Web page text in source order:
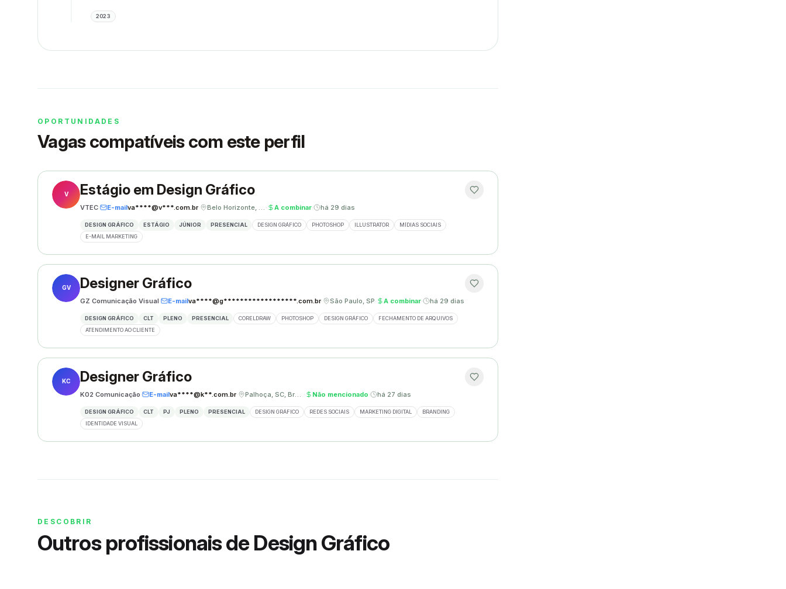
2023
OPORTUNIDADES
Vagas compatíveis com este perfil
V Estágio em Design Gráfico
VTEC· E-mailva****@v***.com.br· · A combinar· há 29 dias
DESIGN GRÁFICO ESTÁGIO JÚNIOR PRESENCIAL DESIGN GRÁFICO PHOTOSHOP ILLUSTRATOR
MÍDIAS SOCIAIS
E-MAIL MARKETING
GV Designer Gráfico
GZ Comunicação Visual· E-mailva****@g******************.com.br· São Paulo, SP· A combinar· há 29 dias
DESIGN GRÁFICO CLT PLENO PRESENCIAL CORELDRAW PHOTOSHOP DESIGN GRÁFICO
FECHAMENTO DE ARQUIVOS
ATENDIMENTO AO CLIENTE
KC Designer Gráfico
K02 Comunicação· E-mailva****@k**.com.br· · Não mencionado· há 27 dias
DESIGN GRÁFICO CLT PJ PLENO PRESENCIAL DESIGN GRÁFICO REDES SOCIAIS MARKETING DIGITAL
BRANDING
IDENTIDADE VISUAL
DESCOBRIR
Outros profissionais de Design Gráfico